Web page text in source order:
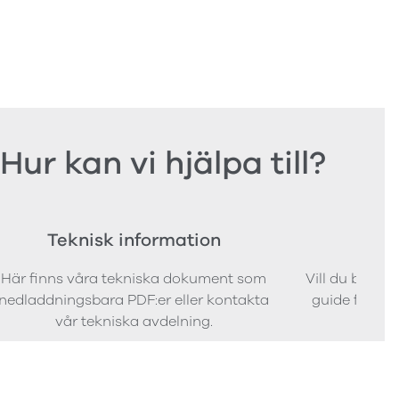
Hur kan vi hjälpa till?
Teknisk information
Här finns våra tekniska dokument som
PDF:er eller kontakta
vår tekniska avdelning.
Vill du
guide för